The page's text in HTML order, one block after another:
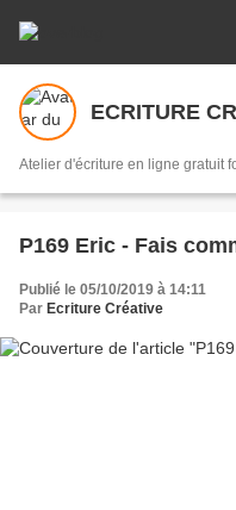
ECRITURE
Atelier d'écriture en ligne gratuit
P169 Eric - Fais
Publié le 05/10/2019 à 14:11
Par Ecriture Créative